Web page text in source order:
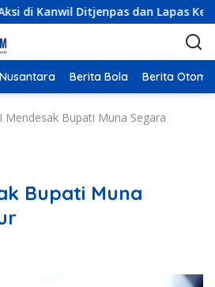
Ditjenpas dan Lapas Kelas IIA
Nusantara Berita Bola Berita
Mendesak Bupati Muna Segara
Bupati Muna